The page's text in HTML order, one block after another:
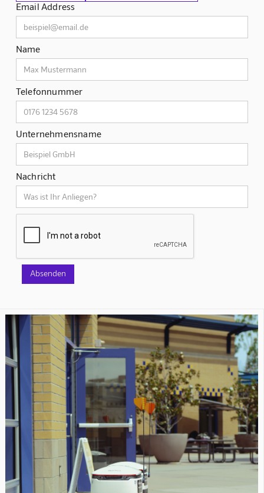
Email Address
Name
Telefonnummer
Unternehmensname
Nachricht